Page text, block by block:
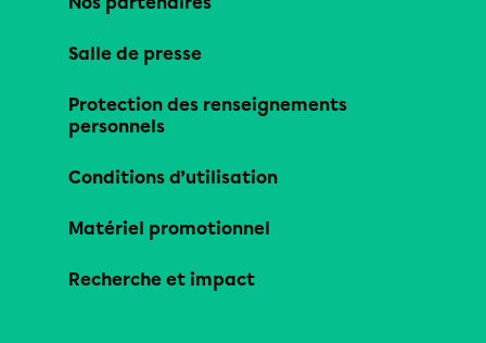
Salle de presse
Protection des renseignements
personnels
Conditions d’utilisation
Matériel promotionnel
Recherche et impact